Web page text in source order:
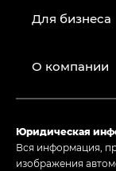
Для бизнеса
О компании
Юридическая
Вся информация,
изображения